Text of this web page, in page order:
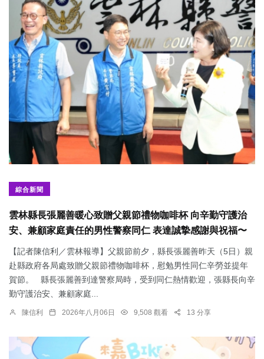
綜合新聞
雲林縣長張麗善暖心致贈父親節禮物咖啡杯 向辛勤守護治
安、兼顧家庭責任的男性警察同仁 表達誠摯感謝與祝福〜
【記者陳信利／雲林報導】父親節前夕，縣長張麗善昨天（5日）親
赴縣政府各局處致贈父親節禮物咖啡杯，慰勉男性同仁辛勞並提年
賀節。 縣長張麗善到達警察局時，受到同仁熱情歡迎，張縣長向辛
勤守護治安、兼顧家庭...
陳信利 2026年八月06日 9,508 觀看 13 分享